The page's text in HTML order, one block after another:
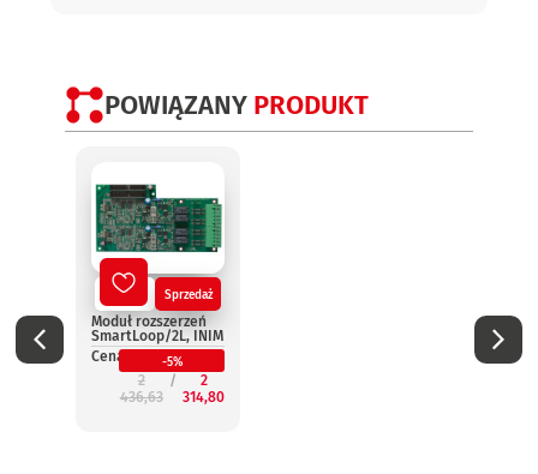
POWIĄZANY PRODUKT
Nowy Sprzedaż
Moduł rozszerzeń
SmartLoop/2L, INIM
Cena:
-5%
2
436,63
2
314,80
INIM